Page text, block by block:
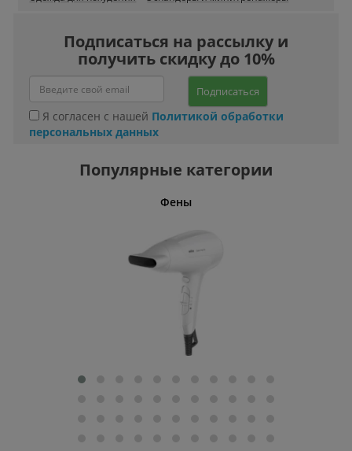
Подписаться на рассылку и
получить скидку до 10%
Подписаться
Я согласен с нашей Политикой обработки
персональных данных
Популярные категории
Фены